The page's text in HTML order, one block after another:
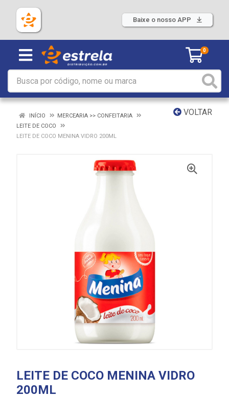
Baixe o nosso APP
0
VOLTAR
INÍCIO
MERCEARIA >> CONFEITARIA
LEITE DE COCO
LEITE DE COCO MENINA VIDRO 200ML
LEITE DE COCO MENINA VIDRO
200ML